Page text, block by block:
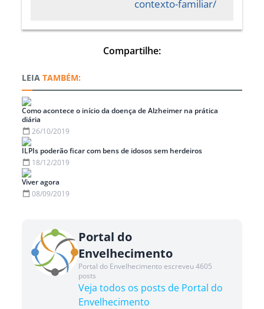
contexto-familiar/
Compartilhe:
TAMBÉM:
Como acontece o início da doença de Alzheimer na prática
diária
26/10/2019
ILPIs poderão ficar com bens de idosos sem herdeiros
18/12/2019
Viver agora
08/09/2019
Portal do
Envelhecimento
Portal do Envelhecimento escreveu 4605
posts
Veja todos os posts de Portal do
Envelhecimento